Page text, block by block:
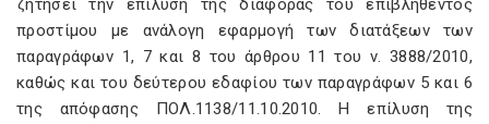
ζητήσει την επίλυση της διαφοράς του επιβληθέντος
προστίμου με ανάλογη εφαρμογή των διατάξεων των
παραγράφων 1, 7 και 8 του άρθρου 11 του ν. 3888/2010,
καθώς και του δεύτερου εδαφίου των παραγράφων 5 και 6
της απόφασης ΠΟΛ.1138/11.10.2010. Η επίλυση της